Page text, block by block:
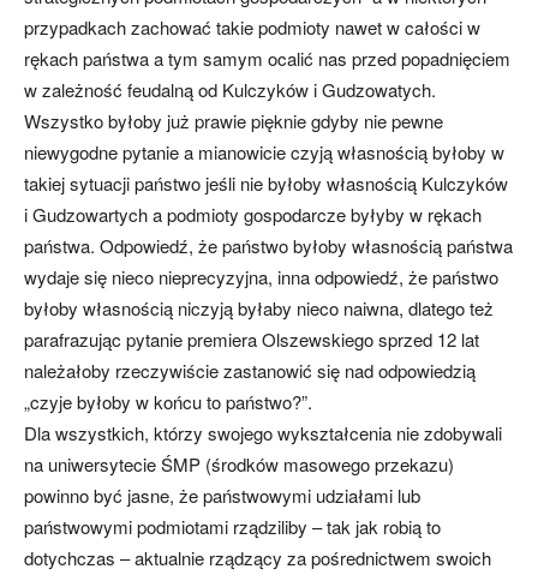
przypadkach zachować takie podmioty nawet w całości w
rękach państwa a tym samym ocalić nas przed popadnięciem
w zależność feudalną od Kulczyków i Gudzowatych.
Wszystko byłoby już prawie pięknie gdyby nie pewne
niewygodne pytanie a mianowicie czyją własnością byłoby w
takiej sytuacji państwo jeśli nie byłoby własnością Kulczyków
i Gudzowartych a podmioty gospodarcze byłyby w rękach
państwa. Odpowiedź, że państwo byłoby własnością państwa
wydaje się nieco nieprecyzyjna, inna odpowiedź, że państwo
byłoby własnością niczyją byłaby nieco naiwna, dlatego też
parafrazując pytanie premiera Olszewskiego sprzed 12 lat
należałoby rzeczywiście zastanowić się nad odpowiedzią
„czyje byłoby w końcu to państwo?”.
Dla wszystkich, którzy swojego wykształcenia nie zdobywali
na uniwersytecie ŚMP (środków masowego przekazu)
powinno być jasne, że państwowymi udziałami lub
państwowymi podmiotami rządziliby – tak jak robią to
dotychczas – aktualnie rządzący za pośrednictwem swoich